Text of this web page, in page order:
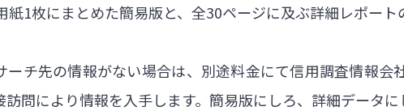
紙1枚にまとめた簡易版と、全30ページに及ぶ詳細レポート
ーチ先の情報がない場合は、別途料金にて信用調査情報
訪問により情報を入手します。簡易版にしろ、詳細データ